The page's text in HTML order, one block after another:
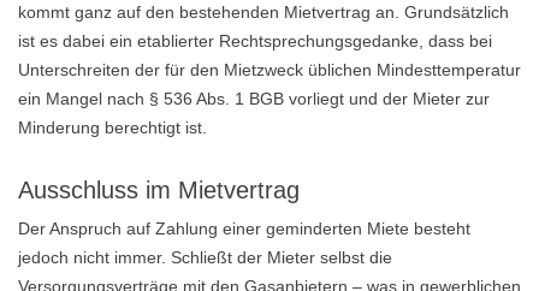
kommt ganz auf den bestehenden Mietvertrag an. Grundsätzlich
ist es dabei ein etablierter Rechtsprechungsgedanke, dass bei
Unterschreiten der für den Mietzweck üblichen Mindesttemperatur
ein Mangel nach § 536 Abs. 1 BGB vorliegt und der Mieter zur
Minderung berechtigt ist.
Ausschluss im Mietvertrag
Der Anspruch auf Zahlung einer geminderten Miete besteht
jedoch nicht immer. Schließt der Mieter selbst die
Versorgungsverträge mit den Gasanbietern – was in gewerblichen